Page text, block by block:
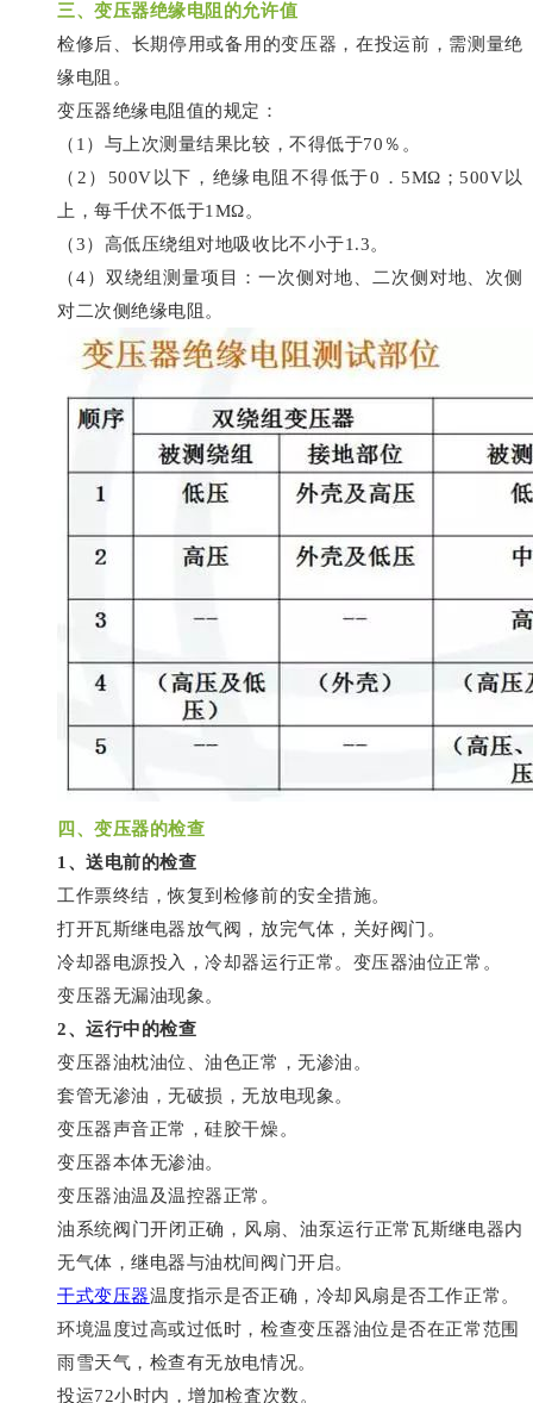
三、变压器绝缘电阻的允许值
检修后、长期停用或备用的变压器，在投运前，需测量绝
缘电阻。
变压器绝缘电阻值的规定：
（1）与上次测量结果比较，不得低于70％。
（2）500V以下，绝缘电阻不得低于0．5MΩ；500V以
上，每千伏不低于1MΩ。
（3）高低压绕组对地吸收比不小于1.3。
（4）双绕组测量项目：一次侧对地、二次侧对地、次侧
对二次侧绝缘电阻。
四 、变压器的检查
1、送电前的检查
工作票终结，恢复到检修前的安全措施。
打开瓦斯继电器放气阀，放完气体，关好阀门。
冷却器电源投入，冷却器运行正常。变压器油位正常。
变压器无漏油现象。
2、运行中的检查
变压器油枕油位、油色正常，无渗油。
套管无渗油，无破损，无放电现象。
变压器声音正常，硅胶干燥。
变压器本体无渗油。
变压器油温及温控器正常。
油系统阀门开闭正确，风扇、油泵运行正常瓦斯继电器内
无气体，继电器与油枕间阀门开启。
干式变压器温度指示是否正确，冷却风扇是否工作正常。
环境温度过高或过低时，检查变压器油位是否在正常范围
雨雪天气，检查有无放电情况。
投运72小时内，增加检査次数。